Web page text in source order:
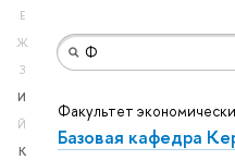
Е
Ж
З
И
Й
К
Факультет
Базовая кафедра